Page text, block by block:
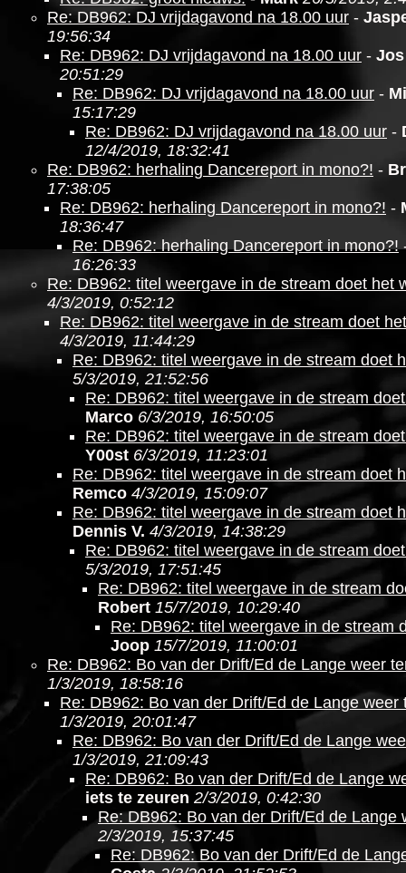
Re: DB962: DJ vrijdagavond na 18.00 uur -
19:56:34
Re: DB962: DJ vrijdagavond na 18.00 uur - Jos
20:51:29
Re: DB962: DJ vrijdagavond na 18.00 uur -
15:17:29
Re: DB962: DJ vrijdagavond na 18.00 uur -
12/4/2019, 18:32:41
Re: DB962: herhaling Dancereport in mono?! -
17:38:05
Re: DB962: herhaling Dancereport in mono?! -
18:36:47
Re: DB962: herhaling Dancereport in mono?!
16:26:33
Re: DB962: titel weergave in de stream doet het
4/3/2019, 0:52:12
Re: DB962: titel weergave in de stream doet
4/3/2019, 11:44:29
Re: DB962: titel weergave in de stream doet
5/3/2019, 21:52:56
Re: DB962: titel weergave in de stream
Marco 6/3/2019, 16:50:05
Re: DB962: titel weergave in de stream
Y00st 6/3/2019, 11:23:01
Re: DB962: titel weergave in de stream doet
Remco 4/3/2019, 15:09:07
Re: DB962: titel weergave in de stream doet
Dennis V. 4/3/2019, 14:38:29
Re: DB962: titel weergave in de stream
5/3/2019, 17:51:45
Re: DB962: titel weergave in de stream
Robert 15/7/2019, 10:29:40
Re: DB962: titel weergave in de stream
Joop 15/7/2019, 11:00:01
Re: DB962: Bo van der Drift/Ed de Lange weer
1/3/2019, 18:58:16
Re: DB962: Bo van der Drift/Ed de Lange weer
1/3/2019, 20:01:47
Re: DB962: Bo van der Drift/Ed de Lange
1/3/2019, 21:09:43
Re: DB962: Bo van der Drift/Ed de Lange
iets te zeuren 2/3/2019, 0:42:30
Re: DB962: Bo van der Drift/Ed de Lange
2/3/2019, 15:37:45
Re: DB962: Bo van der Drift/Ed de